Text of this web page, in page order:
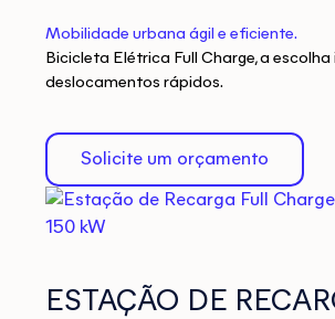
Mobilidade urbana ágil e eficiente.
Bicicleta Elétrica Full Charge, a
deslocamentos rápidos.
Solicite um orçamento
ESTAÇÃO DE